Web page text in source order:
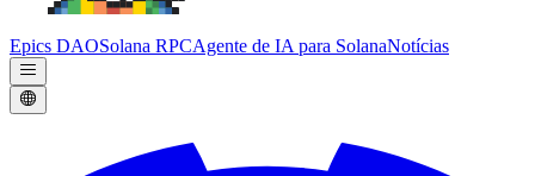
Epics DAOSolana RPCAgente de IA para SolanaNotícias